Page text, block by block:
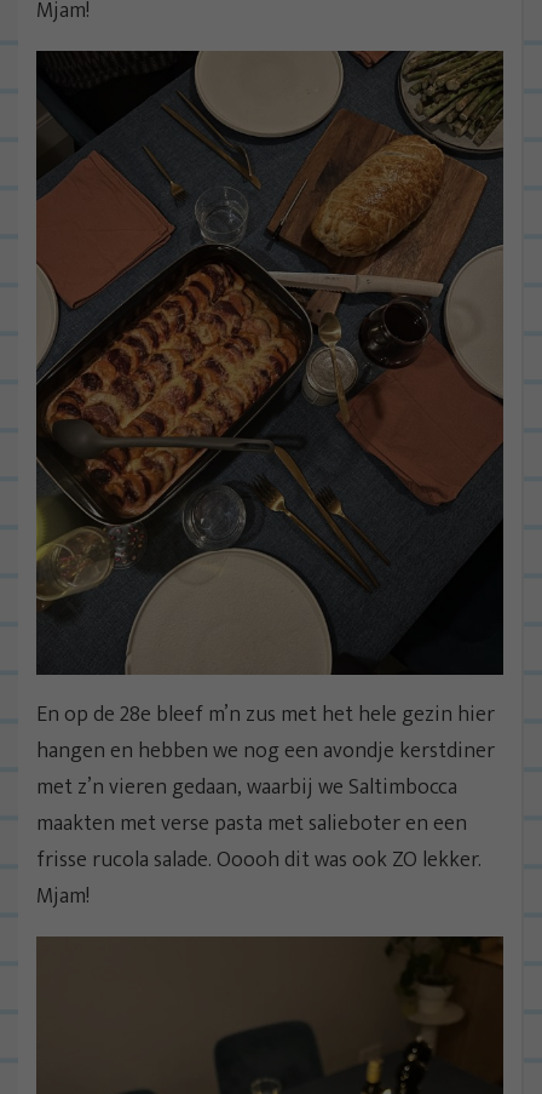
Mjam!
En op de 28e bleef m’n zus met het hele gezin hier
hangen en hebben we nog een avondje kerstdiner
met z’n vieren gedaan, waarbij we Saltimbocca
maakten met verse pasta met salieboter en een
frisse rucola salade. Ooooh dit was ook ZO lekker.
Mjam!